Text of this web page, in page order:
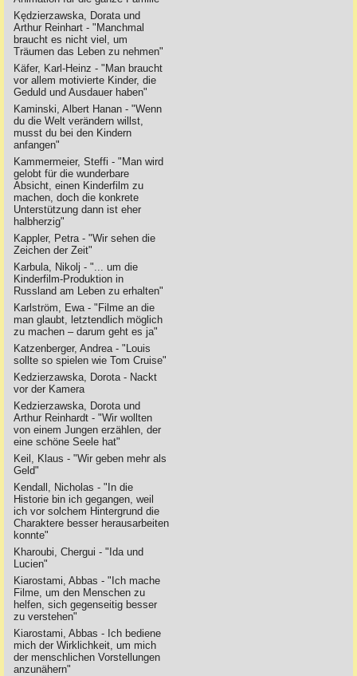
Kędzierzawska, Dorata und
Arthur Reinhart - "Manchmal
braucht es nicht viel, um
Träumen das Leben zu nehmen"
Käfer, Karl-Heinz - "Man braucht
vor allem motivierte Kinder, die
Geduld und Ausdauer haben"
Kaminski, Albert Hanan - "Wenn
du die Welt verändern willst,
musst du bei den Kindern
anfangen"
Kammermeier, Steffi - "Man wird
gelobt für die wunderbare
Absicht, einen Kinderfilm zu
machen, doch die konkrete
Unterstützung dann ist eher
halbherzig"
Kappler, Petra - "Wir sehen die
Zeichen der Zeit"
Karbula, Nikolj - "... um die
Kinderfilm-Produktion in
Russland am Leben zu erhalten"
Karlström, Ewa - "Filme an die
man glaubt, letztendlich möglich
zu machen – darum geht es ja"
Katzenberger, Andrea - "Louis
sollte so spielen wie Tom Cruise"
Kedzierzawska, Dorota - Nackt
vor der Kamera
Kedzierzawska, Dorota und
Arthur Reinhardt - "Wir wollten
von einem Jungen erzählen, der
eine schöne Seele hat"
Keil, Klaus - "Wir geben mehr als
Geld"
Kendall, Nicholas - "In die
Historie bin ich gegangen, weil
ich vor solchem Hintergrund die
Charaktere besser herausarbeiten
konnte"
Kharoubi, Chergui - "Ida und
Lucien"
Kiarostami, Abbas - "Ich mache
Filme, um den Menschen zu
helfen, sich gegenseitig besser
zu verstehen"
Kiarostami, Abbas - Ich bediene
mich der Wirklichkeit, um mich
der menschlichen Vorstellungen
anzunähern"